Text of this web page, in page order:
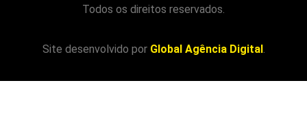
Todos os direitos reservados.
Site desenvolvido por Global Agência Digital.